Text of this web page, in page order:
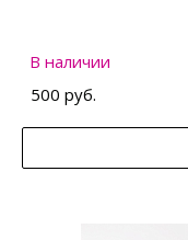
В наличии
500 руб.